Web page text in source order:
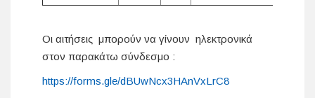
Οι αιτήσεις μπορούν να γίνουν ηλεκτρονικά
στον παρακάτω σύνδεσμο :
https://forms.gle/dBUwNcx3HAnVxLrC8